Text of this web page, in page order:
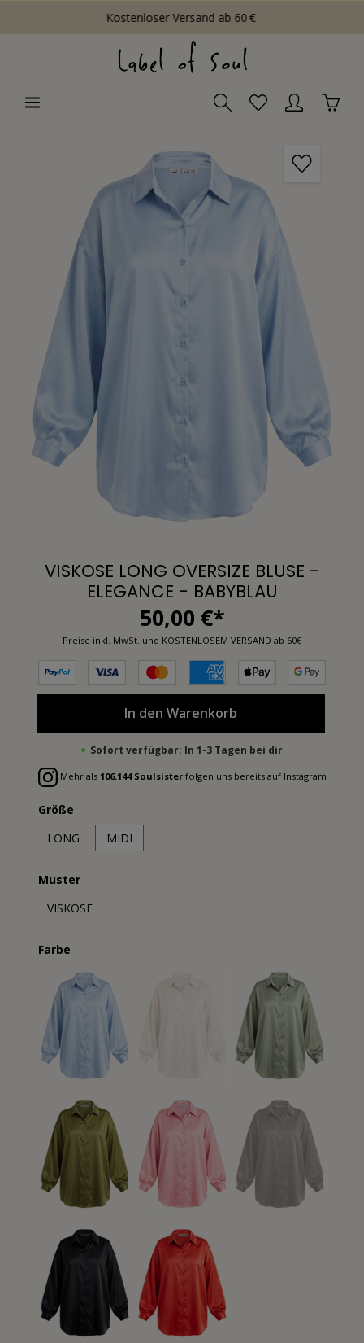
Kostenloser Versand ab 60 €
VISKOSE LONG OVERSIZE BLUSE -
ELEGANCE - BABYBLAU
50,00 €*
Preise inkl. MwSt. und KOSTENLOSEM VERSAND ab 60€
In den Warenkorb
Sofort verfügbar: In 1-3 Tagen bei dir
Mehr als 106.144 Soulsisterfolgen uns bereits auf Instagram
Größe
LONG
MIDI
Muster
VISKOSE
Farbe